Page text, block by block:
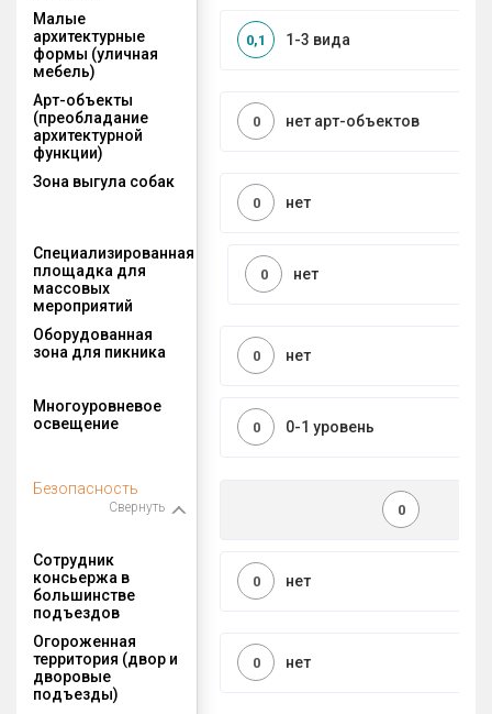
Малые
архитектурные
формы (уличная
мебель)
1-3 вида
0,1
Арт-объекты
(преобладание
архитектурной
функции)
нет арт-объектов
0
Зона выгула собак
нет
0
Специализированная
площадка для
массовых
мероприятий
нет
0
Оборудованная
зона для пикника
нет
0
Многоуровневое
освещение
0-1 уровень
0
Безопасность
Свернуть 0
Сотрудник
консьержа в
большинстве
подъездов
нет
0
Огороженная
территория (двор и
дворовые
подъезды)
нет
0